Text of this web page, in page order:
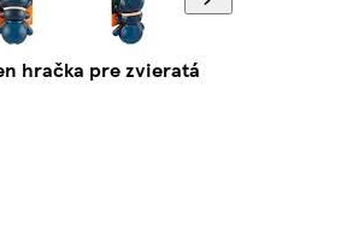
hračka pre zvieratá